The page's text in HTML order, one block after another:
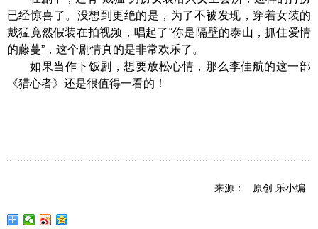
已经惊喜了。没想到更绝的是，为了不被发现，穿着女装的
戴猛竟然假装在拍视频，唱起了“你是隔壁的泰山，抓住爱情
的藤蔓”，这个剧情真的是非常欢乐了。
如果当作下饭剧，想要放松心情，那么李佳航的这一部
《猎心者》还是很值得一看的！
来源： 原创 乐小编